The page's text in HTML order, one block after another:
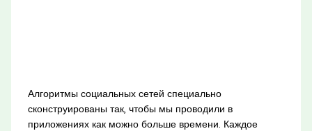
Алгоритмы социальных сетей специально
сконструированы так, чтобы мы проводили в
приложениях как можно больше времени. Каждое